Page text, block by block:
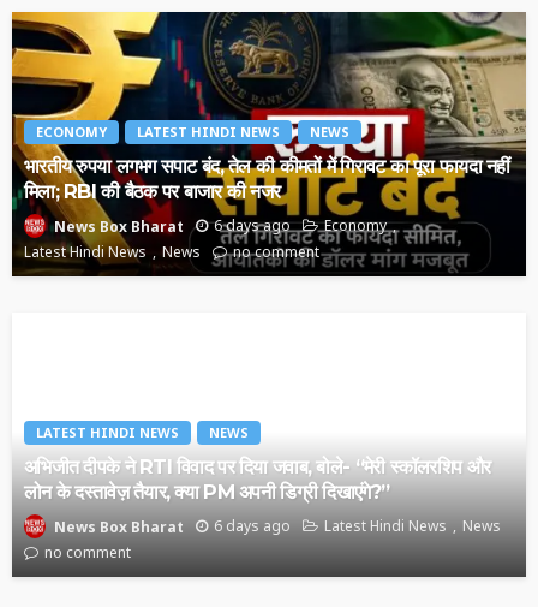
ECONOMY LATEST HINDI NEWS NEWS
भारतीय रुपया लगभग सपाट बंद, तेल की कीमतों में गिरावट का पूरा फायदा नहीं
मिला; RBI की बैठक पर बाजार की नजर
News Box Bharat 6 days ago
Economy
Latest Hindi News
News no comment
LATEST HINDI NEWS NEWS
अभिजीत दीपके ने RTI विवाद पर दिया जवाब, बोले- “मेरी स्कॉलरशिप और
लोन के दस्तावेज़ तैयार, क्या PM अपनी डिग्री दिखाएंगे?”
News Box Bharat 6 days ago Latest Hindi News
News
no comment